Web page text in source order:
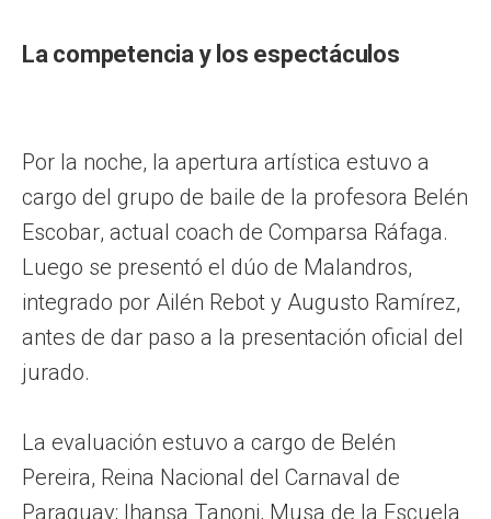
La competencia y los espectáculos
Por la noche, la apertura artística estuvo a
cargo del grupo de baile de la profesora Belén
Escobar, actual coach de Comparsa Ráfaga.
Luego se presentó el dúo de Malandros,
integrado por Ailén Rebot y Augusto Ramírez,
antes de dar paso a la presentación oficial del
jurado.
La evaluación estuvo a cargo de Belén
Pereira, Reina Nacional del Carnaval de
Paraguay; Ihansa Tanoni, Musa de la Escuela